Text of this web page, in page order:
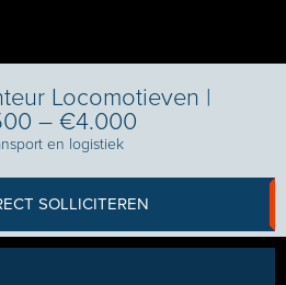
Locomotieven |
– €4.000
en logistiek
SOLLICITEREN